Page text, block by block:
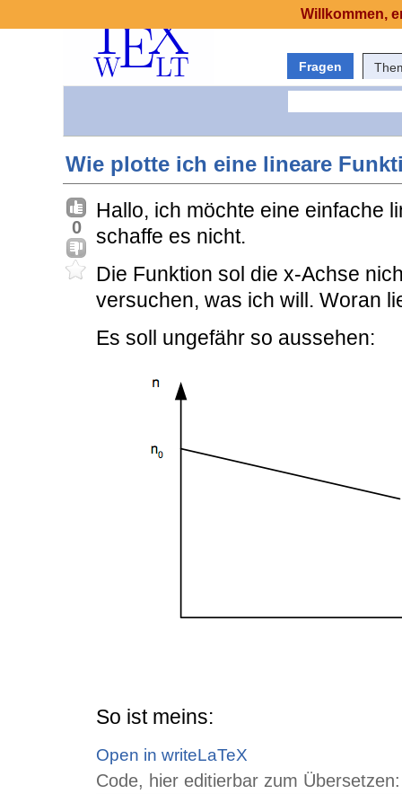
Fragen
Wie plotte ich eine lineare
0
Hallo, ich möchte eine einfache
schaffe es nicht.
Die Funktion sol die x-Achse
versuchen, was ich will. Woran
Es soll ungefähr so aussehen:
So ist meins:
Open in writeLaTeX
Code, hier editierbar zum Übersetzen:
Willkommen,